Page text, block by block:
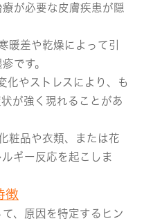
が必要な皮膚疾患が隠
暖差や乾燥によって引
です。
化やストレスにより、も
が強く現れることがあ
粧品や衣類、または花
ギー反応を起こしま
徴
、原因を特定するヒン